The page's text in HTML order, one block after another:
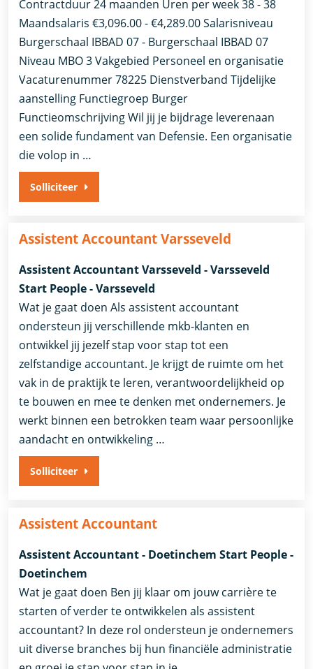
Contractduur 24 maanden Uren per week 38 - 38
Maandsalaris €3,096.00 - €4,289.00 Salarisniveau
Burgerschaal IBBAD 07 - Burgerschaal IBBAD 07
Niveau MBO 3 Vakgebied Personeel en organisatie
Vacaturenummer 78225 Dienstverband Tijdelijke
aanstelling​​ Functiegroep Burger​
Functieomschrijving Wil jij je bijdrage leverenaan
een solide fundament van Defensie. Een organisatie
die volop in …
Solliciteer
Assistent Accountant Varsseveld
Assistent Accountant Varsseveld - Varsseveld
Start People - Varsseveld
Wat je gaat doen Als assistent accountant
ondersteun jij verschillende mkb-klanten en
ontwikkel jij jezelf stap voor stap tot een
zelfstandige accountant. Je krijgt de ruimte om het
vak in de praktijk te leren, verantwoordelijkheid op
te bouwen en mee te denken met ondernemers. Je
werkt binnen een betrokken team waar persoonlijke
aandacht en ontwikkeling …
Solliciteer
Assistent Accountant
Assistent Accountant - Doetinchem Start People -
Doetinchem
Wat je gaat doen Ben jij klaar om jouw carrière te
starten of verder te ontwikkelen als assistent
accountant? In deze rol ondersteun je ondernemers
uit diverse branches bij hun financiële administratie